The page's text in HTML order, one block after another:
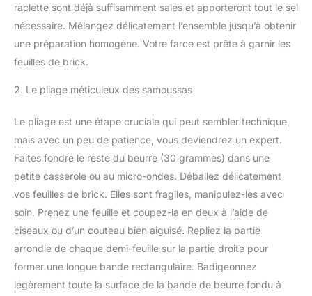
raclette sont déjà suffisamment salés et apporteront tout le sel
nécessaire. Mélangez délicatement l’ensemble jusqu’à obtenir
une préparation homogène. Votre farce est prête à garnir les
feuilles de brick.
2. Le pliage méticuleux des samoussas
Le pliage est une étape cruciale qui peut sembler technique,
mais avec un peu de patience, vous deviendrez un expert.
Faites fondre le reste du beurre (30 grammes) dans une
petite casserole ou au micro-ondes. Déballez délicatement
vos feuilles de brick. Elles sont fragiles, manipulez-les avec
soin. Prenez une feuille et coupez-la en deux à l’aide de
ciseaux ou d’un couteau bien aiguisé. Repliez la partie
arrondie de chaque demi-feuille sur la partie droite pour
former une longue bande rectangulaire. Badigeonnez
légèrement toute la surface de la bande de beurre fondu à